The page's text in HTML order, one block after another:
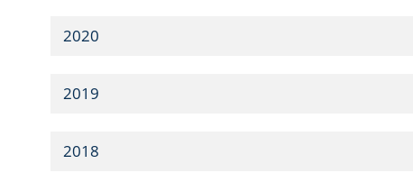
2020
2019
2018